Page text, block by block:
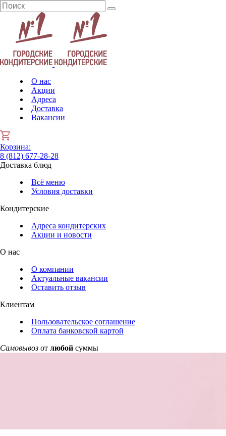
О нас
Акции
Адреса
Доставка
Вакансии
Корзина:
8 (812) 677-28-28
Доставка блюд
Всё меню
Условия доставки
Кондитерские
Адреса кондитерских
Акции и новости
О нас
О компании
Актуальные вакансии
Оставить отзыв
Клиентам
Пользовательское соглашение
Оплата банковской картой
Самовывоз от любой суммы